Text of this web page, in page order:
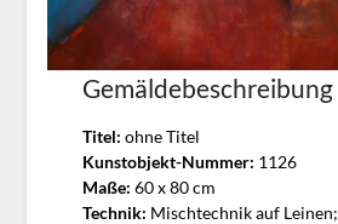
Gemäldebeschreibung
Titel: ohne Titel
Kunstobjekt-Nummer: 1126
Maße: 60 x 80 cm
Technik: Mischtechnik auf Leinen;